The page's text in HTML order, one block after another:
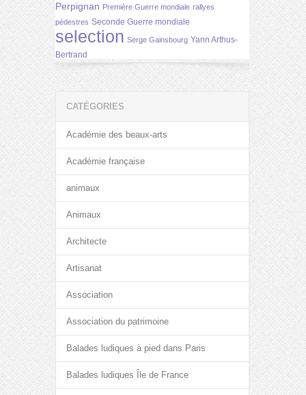
Perpignan Première Guerre mondiale rallyes
pédestres Seconde Guerre mondiale
selection Serge Gainsbourg Yann Arthus-
Bertrand
CATÉGORIES
Académie des beaux-arts
Académie française
animaux
Animaux
Architecte
Artisanat
Association
Association du patrimoine
Balades ludiques à pied dans Paris
Balades ludiques Île de France